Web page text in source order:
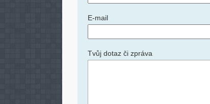
E-mail
Tvůj dotaz či zpráva